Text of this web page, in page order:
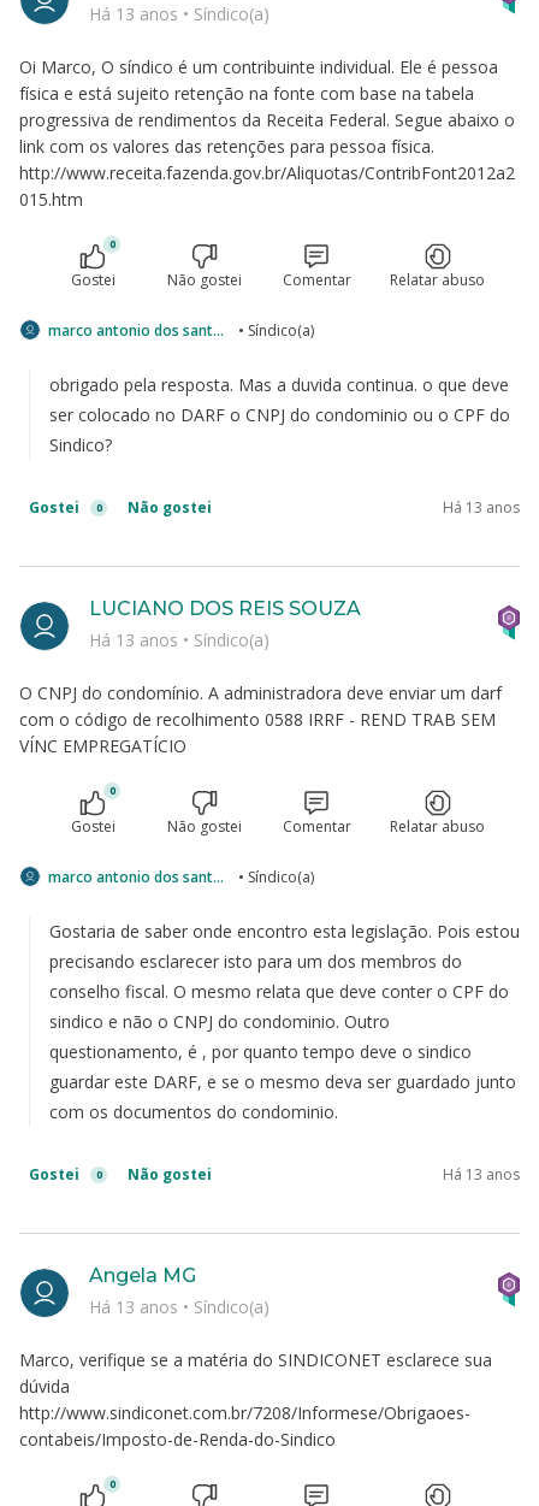
Oi Marco, O síndico é um contribuinte individual. Ele é pessoa
física e está sujeito retenção na fonte com base na tabela
progressiva de rendimentos da Receita Federal. Segue abaixo o
link com os valores das retenções para pessoa física.
http://www.receita.fazenda.gov.br/Aliquotas/ContribFont2012a2
015.htm
Há 13 anos • Síndico(a)
0
Gostei Não gostei Comentar Relatar abuso
marco antonio dos santos • Síndico(a)
obrigado pela resposta. Mas a duvida continua. o que deve
ser colocado no DARF o CNPJ do condominio ou o CPF do
Sindico?
Gostei 0 Não gostei Há 13 anos
O CNPJ do condomínio. A administradora deve enviar um darf
com o código de recolhimento 0588 IRRF - REND TRAB SEM
VÍNC EMPREGATÍCIO
LUCIANO DOS REIS SOUZA
Há 13 anos • Síndico(a)
0
Gostei Não gostei Comentar Relatar abuso
marco antonio dos santos • Síndico(a)
Gostaria de saber onde encontro esta legislação. Pois estou
precisando esclarecer isto para um dos membros do
conselho fiscal. O mesmo relata que deve conter o CPF do
sindico e não o CNPJ do condominio. Outro
questionamento, é , por quanto tempo deve o sindico
guardar este DARF, e se o mesmo deva ser guardado junto
com os documentos do condominio.
Gostei 0 Não gostei Há 13 anos
Marco, verifique se a matéria do SINDICONET esclarece sua
dúvida
http://www.sindiconet.com.br/7208/Informese/Obrigaoes-
contabeis/Imposto-de-Renda-do-Sindico
Angela MG
Há 13 anos • Síndico(a)
0